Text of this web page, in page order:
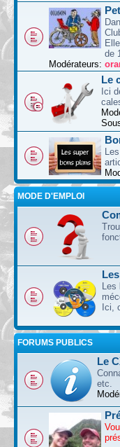
de
Modérateurs:
Le
Ici
MODE D'EMPLOI
Les
Ici,
FORUMS PUBLICS
Le
etc.